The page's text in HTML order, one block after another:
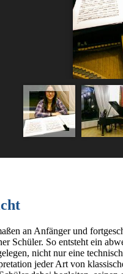
an Anfänger und
Schüler. So entsteht ein
nicht nur eine
jeder Art von